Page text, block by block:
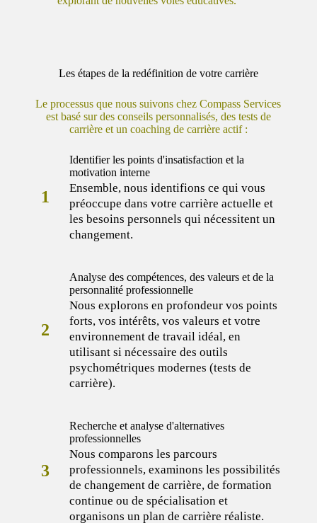
Les étapes de la redéfinition de votre carrière
Le processus que nous suivons chez Compass Services
est basé sur des conseils personnalisés, des tests de
carrière et un coaching de carrière actif :
1
Identifier les points d'insatisfaction et la
motivation interne
Ensemble, nous identifions ce qui vous
préoccupe dans votre carrière actuelle et
les besoins personnels qui nécessitent un
changement.
2
Analyse des compétences, des valeurs et de la
personnalité professionnelle
Nous explorons en profondeur vos points
forts, vos intérêts, vos valeurs et votre
environnement de travail idéal, en
utilisant si nécessaire des outils
psychométriques modernes (tests de
carrière).
3
Recherche et analyse d'alternatives
professionnelles
Nous comparons les parcours
professionnels, examinons les possibilités
de changement de carrière, de formation
continue ou de spécialisation et
organisons un plan de carrière réaliste.